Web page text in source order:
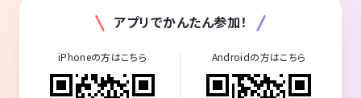
アプリでかんたん参加！
iPhoneの方はこちら Androidの方はこちら